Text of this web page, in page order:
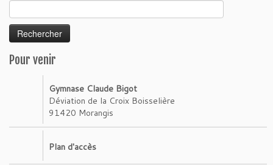
Pour venir
Gymnase Claude Bigot
Déviation de la Croix Boisselière
91420 Morangis
Plan d'accès